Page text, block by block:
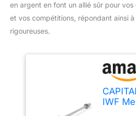
en argent en font un allié sûr pour
et vos compétitions, répondant ainsi
rigoureuses.
IWF